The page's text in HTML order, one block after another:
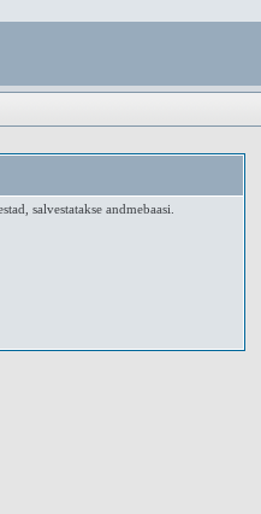
salvestatakse andmebaasi.